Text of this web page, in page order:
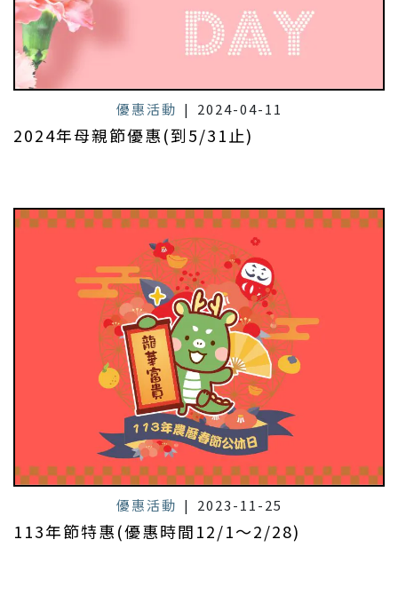
優惠活動 | 2024-04-11
2024年母親節優惠(到5/31止)
優惠活動 | 2023-11-25
113年節特惠(優惠時間12/1～2/28)